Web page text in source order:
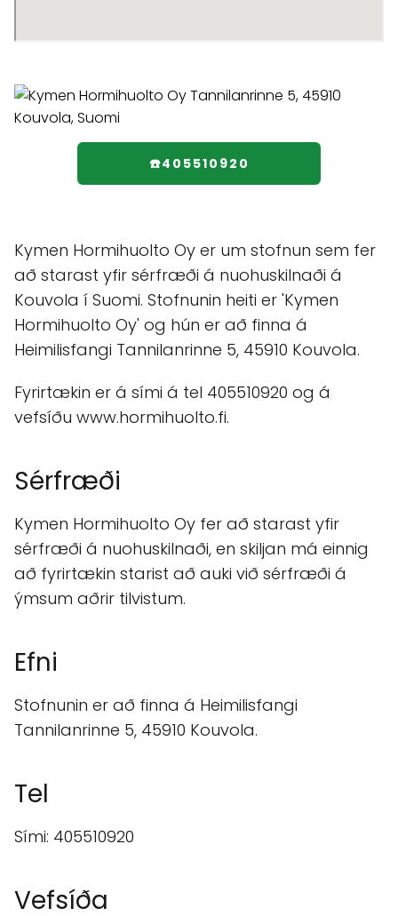
☎️405510920
Kymen Hormihuolto Oy er um stofnun sem fer
að starast yfir sérfræði á nuohuskilnaði á
Kouvola í Suomi. Stofnunin heiti er 'Kymen
Hormihuolto Oy' og hún er að finna á
Heimilisfangi Tannilanrinne 5, 45910 Kouvola.
Fyrirtækin er á sími á tel 405510920 og á
vefsíðu www.hormihuolto.fi.
Sérfræði
Kymen Hormihuolto Oy fer að starast yfir
sérfræði á nuohuskilnaði, en skiljan má einnig
að fyrirtækin starist að auki við sérfræði á
ýmsum aðrir tilvistum.
Efni
Stofnunin er að finna á Heimilisfangi
Tannilanrinne 5, 45910 Kouvola.
Tel
Sími: 405510920
Vefsíða